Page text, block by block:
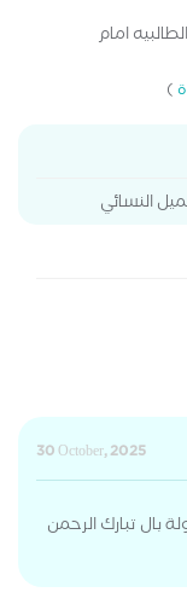
امام
)
النسائي
30 October, 2025
بال تبارك الرحمن